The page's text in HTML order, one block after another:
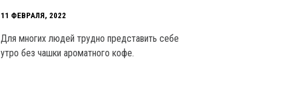
11 ФЕВРАЛЯ, 2022
Для многих людей трудно представить себе
утро без чашки ароматного кофе.